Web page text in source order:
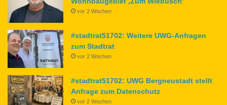
vor 2 Wochen
#stadtrat51702: Weitere UWG-Anfragen
zum Stadtrat
vor 2 Wochen
#stadtrat51702: UWG Bergneustadt stellt
Anfrage zum Datenschutz
vor 2 Wochen